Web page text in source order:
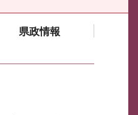
県政情報